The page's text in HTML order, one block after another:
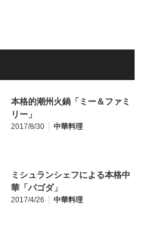
本格的潮州火鍋「ミー＆ファミ
リー」
2017/8/30 中華料理
ミシュランシェフによる本格中
華「パゴダ」
2017/4/26 中華料理